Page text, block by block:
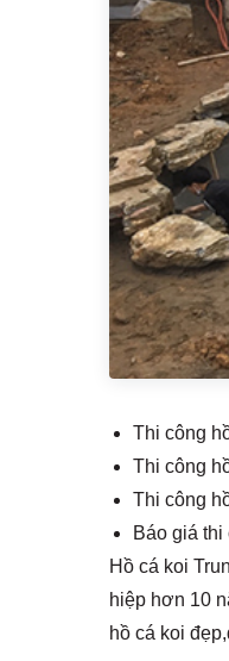
Thi công
Thi công
Thi công
Báo giá thi
Hồ cá koi
hiệp hơn 10
hồ cá koi